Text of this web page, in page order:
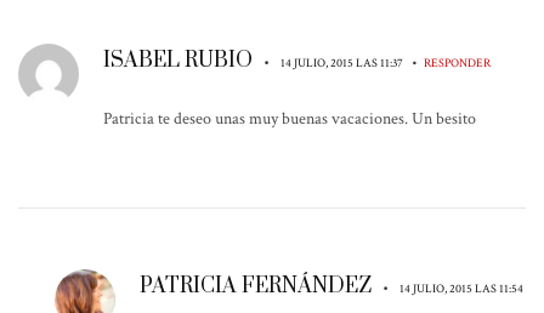
ISABEL RUBIO • 14 JULIO, 2015 LAS 11:37 • RESPONDER
Patricia te deseo unas muy buenas vacaciones. Un besito
PATRICIA FERNÁNDEZ • 14 JULIO, 2015 LAS 11:54